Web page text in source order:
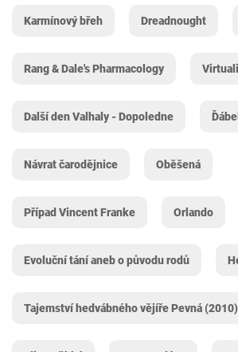
Karmínový břeh Dreadnought
Rang & Dale's Pharmacology
Další den Valhaly - Dopoledne
Návrat čarodějnice Oběšená
Případ Vincent Franke Orlando
Evoluční tání aneb o původu rodů
Tajemství hedvábného vějíře Pevná (2010)